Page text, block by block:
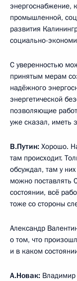
энергоснабжение,
промышленной,
развития
социально-
С уверенностью
принятым мерам
надёжного
энергетической
позволяющие
уже сказал, иметь
В.Путин: Хорошо.
там происходит.
обсуждал, там у
можно поставлять
состоянии, всё
тоже со стороны
Александр
о том, что
и в каком
А.Новак: Владимир